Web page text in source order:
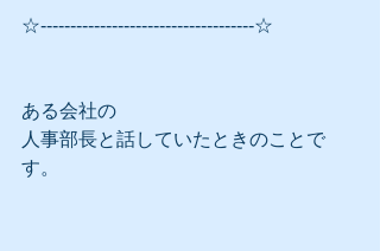
☆------------------------------------☆
ある会社の
人事部長と話していたときのことで
す。